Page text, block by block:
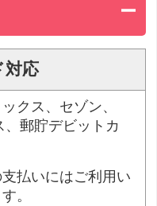
対応
クス、セゾン、
、郵貯デビットカ
払いにはご利用い
。